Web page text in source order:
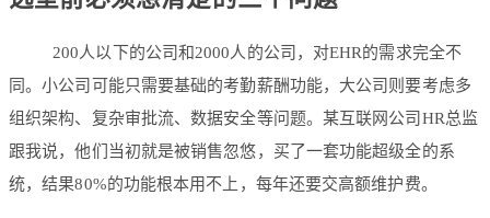
200人以下的公司和2000人的公司，对EHR的需求完全不
同。小公司可能只需要基础的考勤薪酬功能，大公司则要考虑多
组织架构、复杂审批流、数据安全等问题。某互联网公司HR总监
跟我说，他们当初就是被销售忽悠，买了一套功能超级全的系
统，结果80%的功能根本用不上，每年还要交高额维护费。